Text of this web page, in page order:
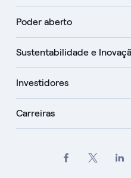
Poder aberto
Sustentabilidade e
Investidores
Carreiras